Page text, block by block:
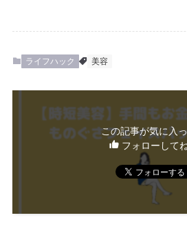
ライフハック 美容
この記事が気に入
フォローして